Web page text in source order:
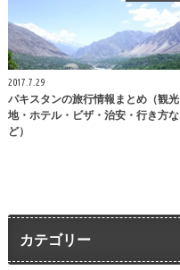
2017.7.29
パキスタンの旅行情報まとめ（観光
地・ホテル・ビザ・治安・行き方な
ど）
カテゴリー